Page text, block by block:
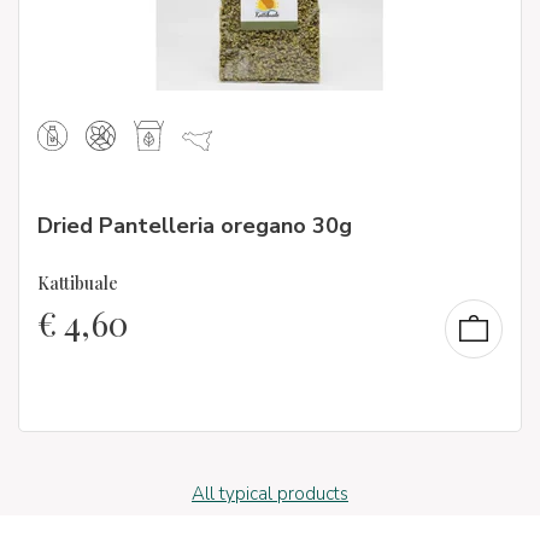
Dried Pantelleria oregano 30g
Kattibuale
€4,60
All typical products